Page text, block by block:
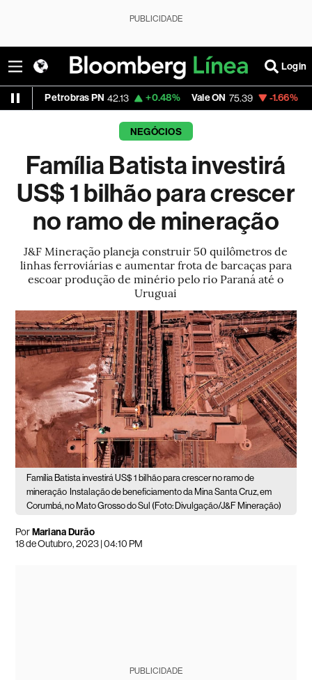
PUBLICIDADE
Login
PN 42.13 +0.48% Vale ON 75.39 -1.66% Itaú PN
NEGÓCIOS
Família Batista investirá
US$ 1 bilhão para crescer
no ramo de mineração
J&F Mineração planeja construir 50 quilômetros de
linhas ferroviárias e aumentar frota de barcaças para
escoar produção de minério pelo rio Paraná até o
Uruguai
Família Batista investirá US$ 1 bilhão para crescer no ramo de
mineração Instalação de beneficiamento da Mina Santa Cruz, em
Corumbá, no Mato Grosso do Sul (Foto: Divulgação/J&F Mineração)
PorMariana Durão
18 de Outubro, 2023 | 04:10 PM
PUBLICIDADE